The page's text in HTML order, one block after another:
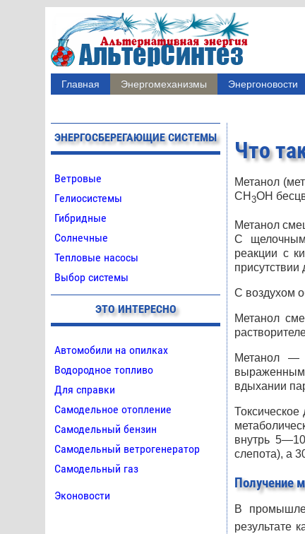
Главная Энергомеханизмы Энергоновости
ЭНЕРГОСБЕРЕГАЮЩИЕ СИСТЕМЫ
Ветровые
Гелиосистемы
Гибридные
Солнечные
Тепловые насосы
Выбор системы
ЭТО ИНТЕРЕСНО
Автомобили на опилках
Водородное топливо
Для справки
Самодельное отопление
Самодельный бензин
Самодельный ветрогенератор
Самодельный газ
Эконовости
Что
Метанол
CH 3OH
Метанол
С
реакции с
С воздухом
Метанол
Метанол —
вдыхании
внутрь
слепота), а
Получение
В
результате